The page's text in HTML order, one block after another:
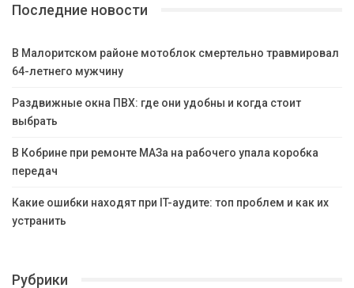
Последние новости
В Малоритском районе мотоблок смертельно травмировал
64-летнего мужчину
Раздвижные окна ПВХ: где они удобны и когда стоит
выбрать
В Кобрине при ремонте МАЗа на рабочего упала коробка
передач
Какие ошибки находят при IT-аудите: топ проблем и как их
устранить
Рубрики